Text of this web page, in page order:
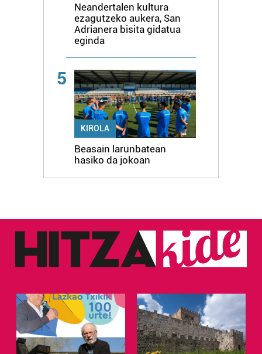
Neandertalen kultura
ezagutzeko aukera, San
Adrianera bisita gidatua
eginda
5
KIROLA
Beasain larunbatean
hasiko da jokoan